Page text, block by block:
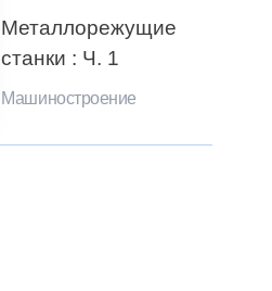
Металлорежущие
станки : Ч. 1
Машиностроение